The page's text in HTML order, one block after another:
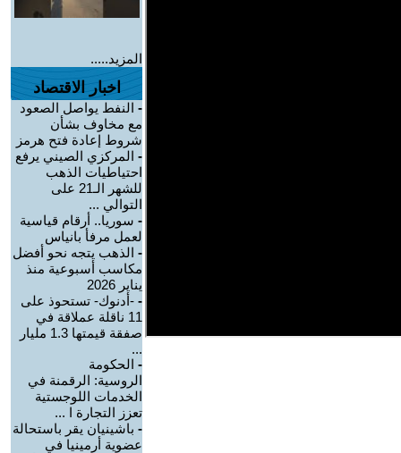
المزيد.....
اخبار الاقتصاد
- النفط يواصل الصعود
مع مخاوف بشأن
شروط إعادة فتح هرمز
- المركزي الصيني يرفع
احتياطيات الذهب
للشهر الـ21 على
التوالي ...
- سوريا.. أرقام قياسية
لعمل مرفأ بانياس
- الذهب يتجه نحو أفضل
مكاسب أسبوعية منذ
يناير 2026
- -أدنوك- تستحوذ على
11 ناقلة عملاقة في
صفقة قيمتها 1.3 مليار
...
- الحكومة
الروسية: الرقمنة في
الخدمات اللوجستية
تعزز التجارة ا ...
- باشينيان يقر باستحالة
عضوية أرمينيا في